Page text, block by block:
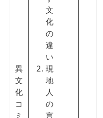
異
文
化
コ
ミ
文
化
の
違
い
現
地
人
の
言